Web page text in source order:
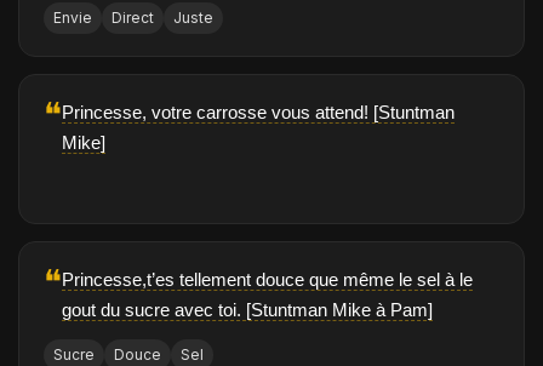
Envie Direct Juste
❝Princesse, votre carrosse vous attend! [Stuntman
Mike]
❝Princesse,t’es tellement douce que même le sel à le
gout du sucre avec toi. [Stuntman Mike à Pam]
Sucre Douce Sel